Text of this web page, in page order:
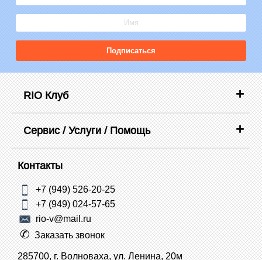
Подписаться
RIO Клуб
Сервис / Услуги / Помощь
Контакты
+7 (949) 526-20-25
+7 (949) 024-57-65
rio-v@mail.ru
Заказать звонок
285700, г. Волноваха, ул. Ленина, 20м